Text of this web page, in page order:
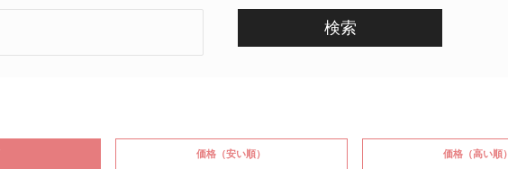
検索
価格 （安い順） 価格（高い順）